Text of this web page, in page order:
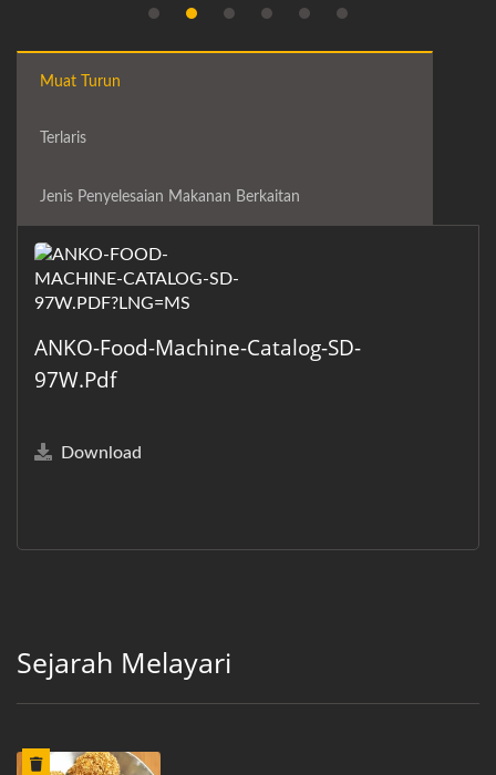
Muat Turun
Terlaris
Jenis Penyelesaian Makanan Berkaitan
ANKO-Food-Machine-Catalog-SD-
97W.pdf
Download
Sejarah Melayari